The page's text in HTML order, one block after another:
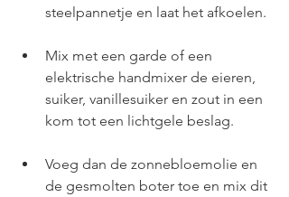
steelpannetje en laat het afkoelen.
Mix met een garde of een
elektrische handmixer de eieren,
suiker, vanillesuiker en zout in een
kom tot een lichtgele beslag.
Voeg dan de zonnebloemolie en
de gesmolten boter toe en mix dit